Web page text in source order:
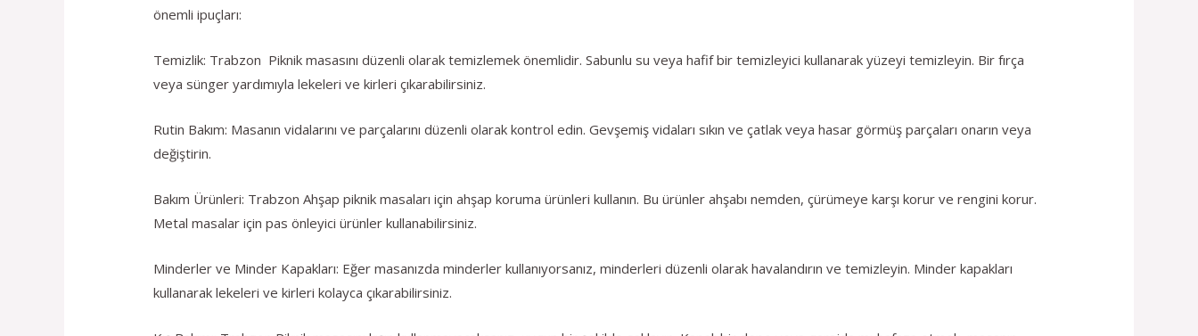
önemli ipuçları:
Temizlik: Trabzon Piknik masasını düzenli olarak temizlemek önemlidir. Sabunlu su veya hafif bir temizleyici kullanarak yüzeyi temizleyin. Bir fırça
veya sünger yardımıyla lekeleri ve kirleri çıkarabilirsiniz.
Rutin Bakım: Masanın vidalarını ve parçalarını düzenli olarak kontrol edin. Gevşemiş vidaları sıkın ve çatlak veya hasar görmüş parçaları onarın veya
değiştirin.
Bakım Ürünleri: Trabzon Ahşap piknik masaları için ahşap koruma ürünleri kullanın. Bu ürünler ahşabı nemden, çürümeye karşı korur ve rengini korur.
Metal masalar için pas önleyici ürünler kullanabilirsiniz.
Minderler ve Minder Kapakları: Eğer masanızda minderler kullanıyorsanız, minderleri düzenli olarak havalandırın ve temizleyin. Minder kapakları
kullanarak lekeleri ve kirleri kolayca çıkarabilirsiniz.